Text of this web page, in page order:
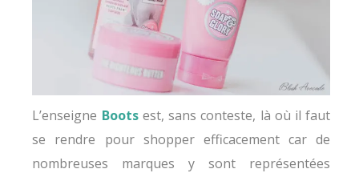
L’enseigne Boots est, sans conteste, là où il faut
se rendre pour shopper efficacement car de
nombreuses marques y sont représentées